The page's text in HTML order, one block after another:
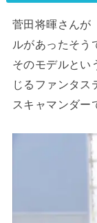
菅田将暉さんが
ルがあったそう
そのモデルとい
じるファンタス
スキャマンダー